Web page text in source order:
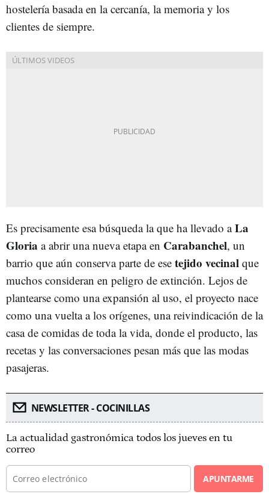
hostelería basada en la cercanía, la memoria y los
clientes de siempre.
Es precisamente esa búsqueda la que ha llevado aLa
Gloria a abrir una nueva etapa en Carabanchel, un
barrio que aún conserva parte de ese tejido vecinal que
muchos consideran en peligro de extinción. Lejos de
plantearse como una expansión al uso, el proyecto nace
como una vuelta a los orígenes, una reivindicación de la
casa de comidas de toda la vida, donde el producto, las
recetas y las conversaciones pesan más que las modas
pasajeras.
NEWSLETTER - COCINILLAS
La actualidad gastronómica todos los jueves en tu
correo
APUNTARME